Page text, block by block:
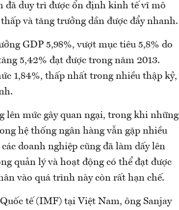
đã duy trì được ổn định kinh tế vĩ mô
và tăng trưởng dần được đẩy nhanh.
GDP 5,98%, vượt mục tiêu 5,8% do
5,42% đạt được trong năm 2013.
1,84%, thấp nhất trong nhiều thập kỷ,
lên mức gây quan ngại, trong khi những
hệ thống ngân hàng vẫn gặp nhiều
doanh nghiệp cũng đã làm dấy lên
quản lý và hoạt động có thể đạt được
vào quá trình này còn rất hạn chế.
tế (IMF) tại Việt Nam, ông Sanjay